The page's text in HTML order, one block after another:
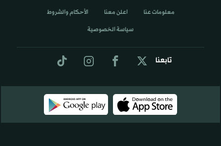
تابعنا
معلومات عنا اعلن معنا الأحكام والشروط
سياسة الخصوصية